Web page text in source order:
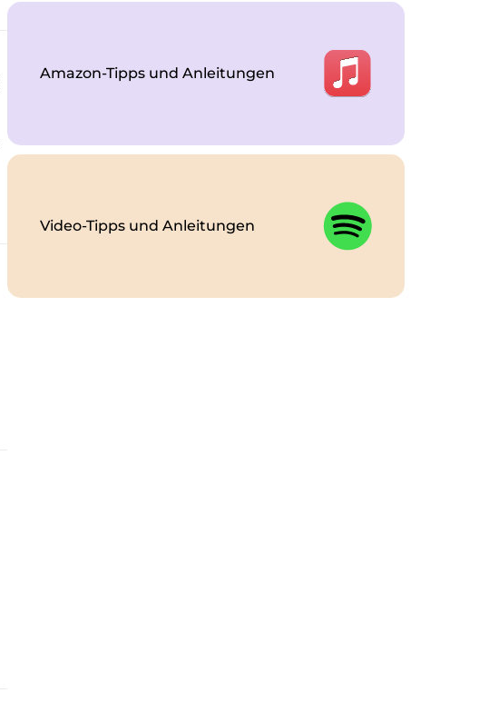
Amazon-Tipps und Anleitungen
Video-Tipps und Anleitungen